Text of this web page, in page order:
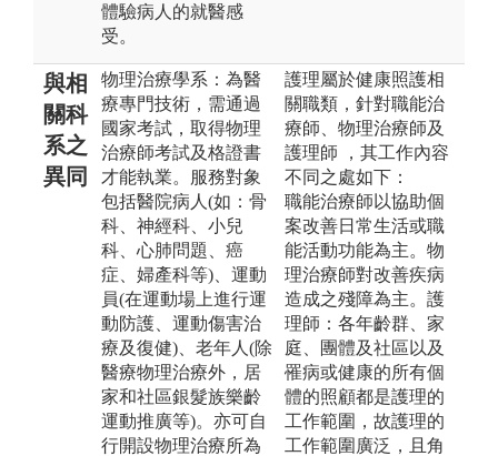
體驗病人的就醫感
受。
與相
關科
系之
異同
物理治療學系：為醫
療專門技術，需通過
國家考試，取得物理
治療師考試及格證書
才能執業。服務對象
包括醫院病人(如：骨
科、神經科、小兒
科、心肺問題、癌
症、婦產科等)、運動
員(在運動場上進行運
動防護、運動傷害治
療及復健)、老年人(除
醫療物理治療外，居
家和社區銀髮族樂齡
運動推廣等)。亦可自
行開設物理治療所為
護理屬於健康照護相
關職類，針對職能治
療師、物理治療師及
護理師 ，其工作內容
不同之處如下：
職能治療師以協助個
案改善日常生活或職
能活動功能為主。物
理治療師對改善疾病
造成之殘障為主。護
理師：各年齡群、家
庭、團體及社區以及
罹病或健康的所有個
體的照顧都是護理的
工作範圍，故護理的
工作範圍廣泛，且角